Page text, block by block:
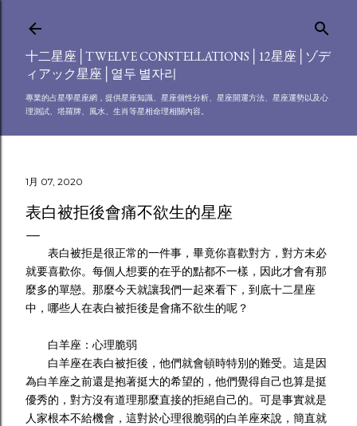
十二星座│TWELVE CONSTELLATIONS│12星座│ゾデ
ィアック星座│열두 별자리
專業的占星學星座網，提供星座知識、星座個性分析、星座開運方法、星座運勢以及心
理測試、塔羅牌、風水、生肖等星相命理相關內容。
1月 07, 2020
表白被拒後會痛不欲生的星座
表白被拒是很正常的一件事，畢竟你喜歡對方，對方未必
就要喜歡你。每個人想要的在乎的點都不一樣，因此才會有那
麼多的單戀。那麼今天就讓我們一起來看下，到底十二星座
中，哪些人在表白被拒後是會痛不欲生的呢？
白羊座：心理脆弱
白羊座在表白被拒後，他們就會頓時特別的難受。這是因
為白羊座之前還是抱著挺大的希望的，他們覺得自己也算是挺
優秀的，對方沒有道理那麼直接的拒絕自己的。可是事實就是
人家根本不給機會，這對於心理很脆弱的白羊座來說，簡直就